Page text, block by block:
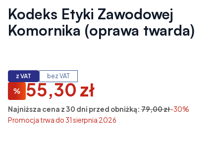
Kodeks Etyki Zawodowej
Komornika (oprawa twarda)
z VAT bez VAT
55,30 zł
Najniższa cena z 30 dni przed obniżką: 79,00 zł-30%
Promocja trwa do 31 sierpnia 2026